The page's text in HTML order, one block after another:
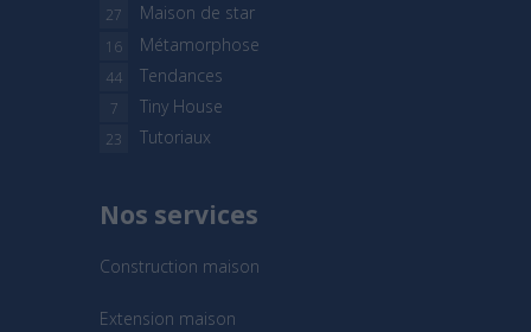
Maison de star
27
Métamorphose
16
Tendances
44
Tiny House
7
Tutoriaux
23
Nos services
Construction maison
Extension maison